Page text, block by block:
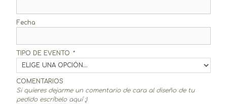
Fecha
TIPO DE EVENTO *
COMENTARIOS
Si quieres dejarme un comentario de cara al diseño de tu
pedido escríbelo aquí ;)